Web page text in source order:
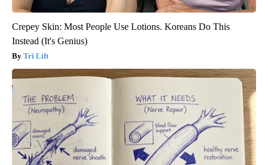
Crepey Skin: Most People Use Lotions. Koreans Do This
Instead (It's Genius)
Tri Lift